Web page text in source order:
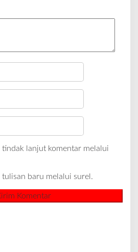
tindak lanjut komentar melalui
tulisan baru melalui surel.